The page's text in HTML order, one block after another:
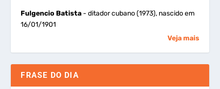
Fulgencio Batista - ditador cubano (1973), nascido em
16/01/1901
Veja mais
FRASE DO DIA